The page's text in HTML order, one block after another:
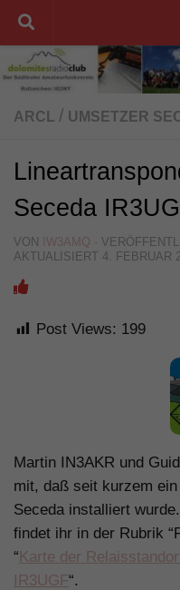
Unter dem Inhalt
ARCL / UMSETZER
Seceda
VON IW3AMQ ·
AKTUALISIERT 4. FEBRUAR
Post Views: 199
Martin IN3AKR und
mit, daß seit kurzem
Seceda installiert
findet ihr in der Rubrik
“Karte der
IR3UGF“.